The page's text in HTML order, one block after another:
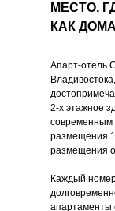
МЕСТО,
КАК ДОМА
Апарт-отель
2-х этажное
современным
размещения
размещения
Каждый
апартаменты